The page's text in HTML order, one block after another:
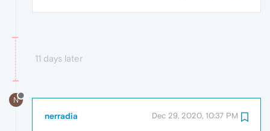
11 days later
N
nerradia Dec 29, 2020, 10:37 PM